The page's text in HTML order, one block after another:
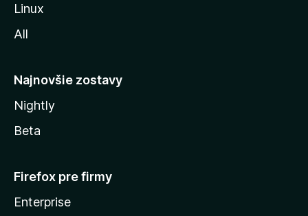
l
Linux
All
Najnovšie zostavy
Nightly
Beta
Firefox pre firmy
Enterprise